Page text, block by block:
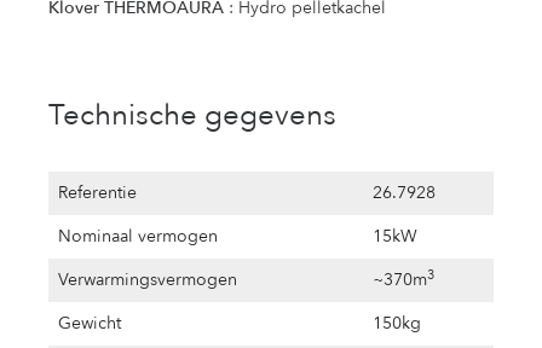
Klover THERMOAURA : Hydro pelletkachel
Technische gegevens
Referentie
26.7928
Nominaal vermogen
15kW
Verwarmingsvermogen
~370m3
Gewicht
150kg